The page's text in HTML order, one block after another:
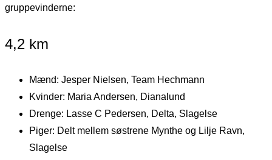
gruppevinderne:
4,2 km
Mænd: Jesper Nielsen, Team Hechmann
Kvinder: Maria Andersen, Dianalund
Drenge: Lasse C Pedersen, Delta, Slagelse
Piger: Delt mellem søstrene Mynthe og Lilje Ravn,
Slagelse